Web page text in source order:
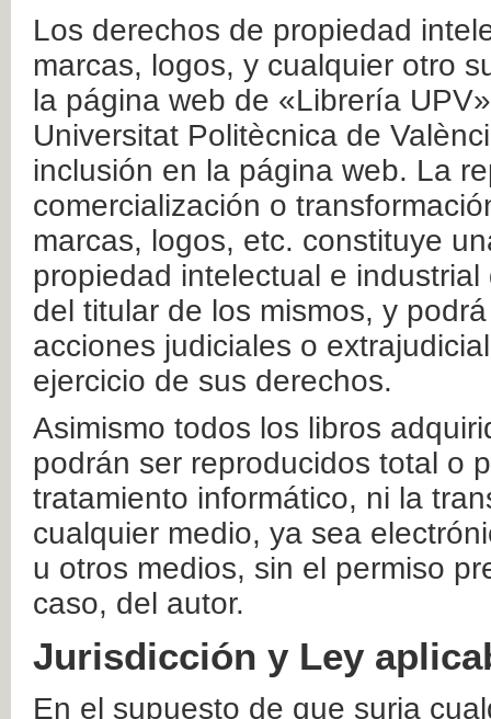
Los derechos de propiedad
marcas, logos, y cualquier otro
la página web de «Librería
Universitat Politècnica de
inclusión en la página web. La
comercialización o
marcas, logos, etc. constituye
propiedad intelectual e
del titular de los mismos, y
acciones judiciales o
ejercicio de sus derechos.
Asimismo todos los libros
podrán ser reproducidos total o
tratamiento informático, ni la
cualquier medio, ya sea
u otros medios, sin el permiso
caso, del autor.
Jurisdicción y Ley
En el supuesto de que surja